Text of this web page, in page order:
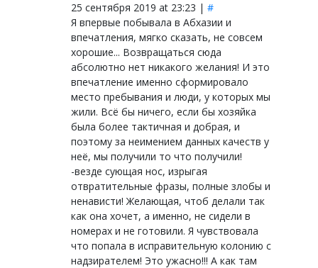
25 сентября 2019 at 23:23 | #
Я впервые побывала в Абхазии и
впечатления, мягко сказать, не совсем
хорошие... Возвращаться сюда
абсолютно нет никакого желания! И это
впечатление именно сформировало
место пребывания и люди, у которых мы
жили. Всё бы ничего, если бы хозяйка
была более тактичная и добрая, и
поэтому за неимением данных качеств у
неё, мы получили то что получили!
-везде сующая нос, изрыгая
отвратительные фразы, полные злобы и
ненависти! Желающая, чтоб делали так
как она хочет, а именно, не сидели в
номерах и не готовили. Я чувствовала
что попала в исправительную колонию с
надзирателем! Это ужасно!!! А как там